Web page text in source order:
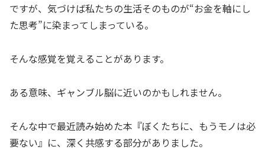
ですが、気づけば私たちの生活そのものが“お金を軸にし
た思考”に染まってしまっている。
そんな感覚を覚えることがあります。
ある意味、ギャンブル脳に近いのかもしれません。
そんな中で最近読み始めた本『ぼくたちに、もうモノは必
要ない』に、深く共感する部分がありました。